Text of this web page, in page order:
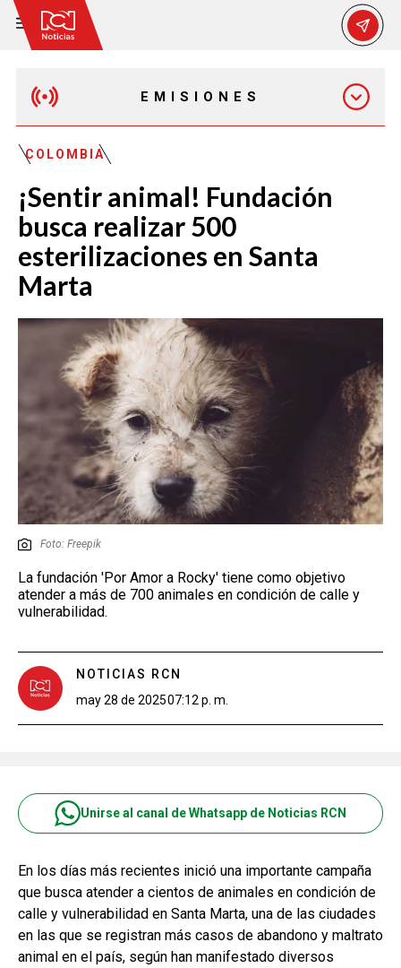
EMISIONES
EMISIÓN 12:30 PM
EMISIÓN 7:00 PM
EMISIÓN 11:30 PM
COLOMBIA
¡Sentir animal! Fundación
busca realizar 500
esterilizaciones en Santa
Marta
Foto: Freepik
La fundación 'Por Amor a Rocky' tiene como objetivo
atender a más de 700 animales en condición de calle y
vulnerabilidad.
NOTICIAS RCN
may 28 de 202507:12 p. m.
Unirse al canal de Whatsapp de Noticias RCN
En los días más recientes inició una importante campaña
que busca atender a cientos de animales en condición de
calle y vulnerabilidad en Santa Marta, una de las ciudades
en las que se registran más casos de abandono y maltrato
animal en el país, según han manifestado diversos